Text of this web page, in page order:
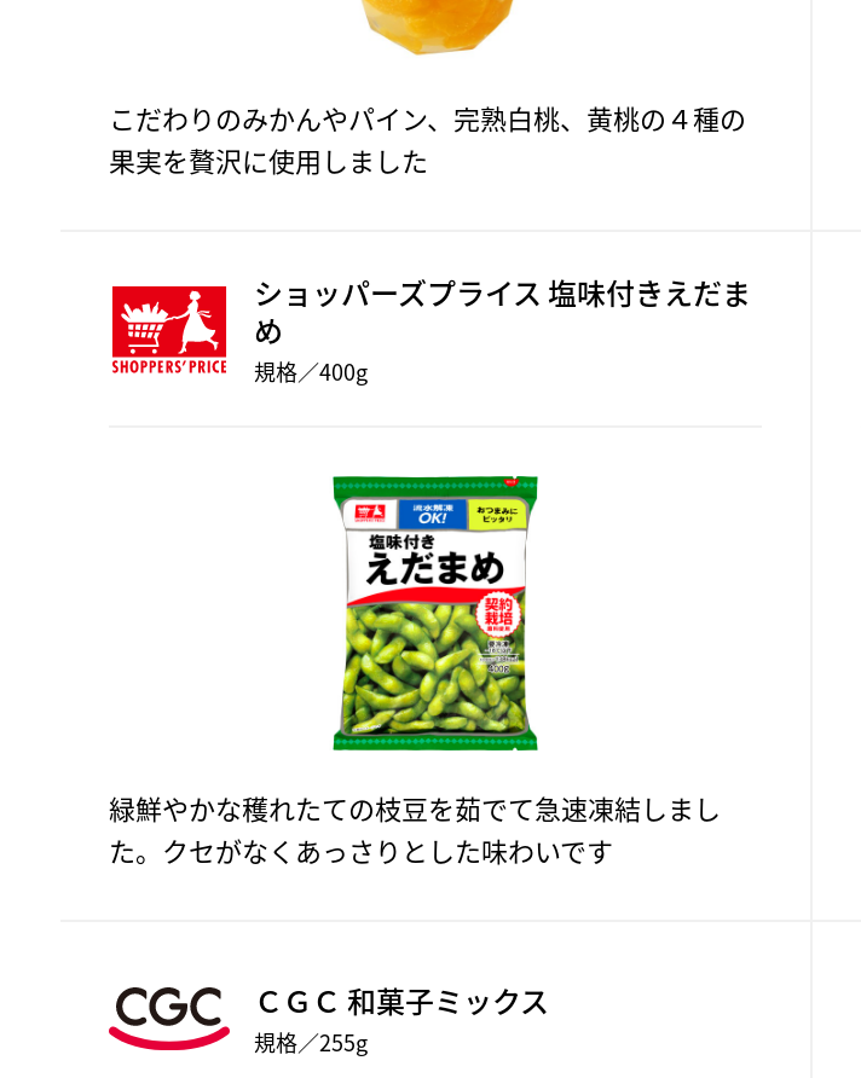
こだわりのみかんやパイン、完熟白桃、黄桃の４種の
果実を贅沢に使用しました
ショッパーズプライス 塩味付きえだま
め
規格／400g
緑鮮やかな穫れたての枝豆を茹でて急速凍結しまし
た。クセがなくあっさりとした味わいです
ＣＧＣ 和菓子ミックス
規格／255g